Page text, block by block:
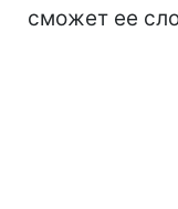
сможет ее